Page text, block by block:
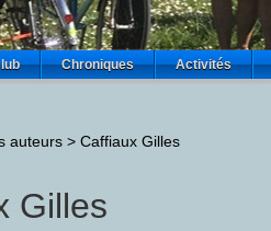
Chroniques Activités
auteurs > Caffiaux Gilles
Gilles